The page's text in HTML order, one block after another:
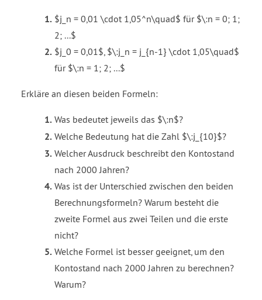
$j_n = 0,01 \cdot 1,05^n\quad$ für $\:n = 0; 1;
2; ...$
$j_0 = 0,01$, $\:j_n = j_{n-1} \cdot 1,05\quad$
für $\:n = 1; 2; ...$
Erkläre an diesen beiden Formeln:
Was bedeutet jeweils das $\:n$?
Welche Bedeutung hat die Zahl $\:j_{10}$?
Welcher Ausdruck beschreibt den Kontostand
nach 2000 Jahren?
Was ist der Unterschied zwischen den beiden
Berechnungsformeln? Warum besteht die
zweite Formel aus zwei Teilen und die erste
nicht?
Welche Formel ist besser geeignet, um den
Kontostand nach 2000 Jahren zu berechnen?
Warum?